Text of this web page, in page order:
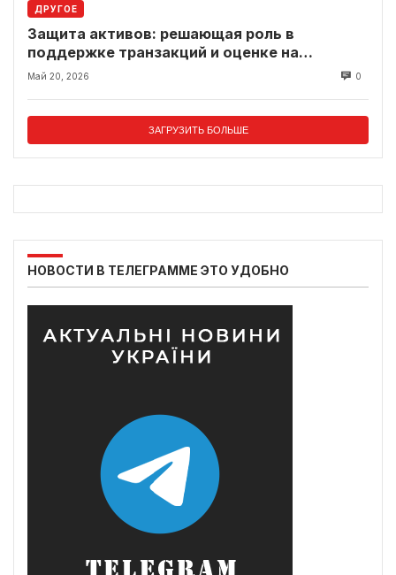
ДРУГОЕ
Защита активов: решающая роль в
поддержке транзакций и оценке на
современном рынке
Май 20, 2026 0
ЗАГРУЗИТЬ БОЛЬШЕ
НОВОСТИ В ТЕЛЕГРАММЕ ЭТО УДОБНО